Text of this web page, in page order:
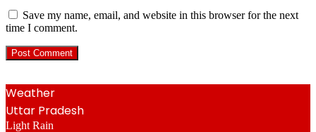
Save my name, email, and website in this browser for the next
time I comment.
Weather
Uttar Pradesh
Light Rain